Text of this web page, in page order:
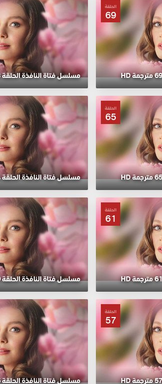
الحلقة
69
مسلسل فتاة النافذة الحلقة 68 مترجمة HD
الحلقة
65
مسلسل فتاة النافذة الحلقة 64 مترجمة HD
الحلقة
61
مسلسل فتاة النافذة الحلقة 60 مترجمة HD
الحلقة
57
مسلسل فتاة النافذة الحلقة 56 مترجمة HD